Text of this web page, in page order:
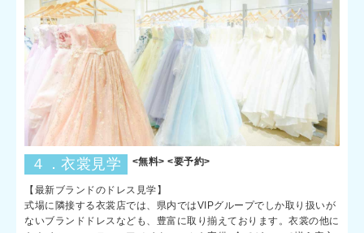
４．衣裳見学 <無料> <要予約>
【最新ブランドのドレス見学】
式場に隣接する衣裳店では、県内ではVIPグループでしか取り扱いが
ないブランドドレスなども、豊富に取り揃えております。衣裳の他に